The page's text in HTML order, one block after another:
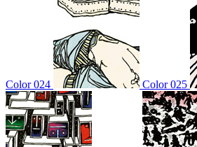
Color 024 Color 025